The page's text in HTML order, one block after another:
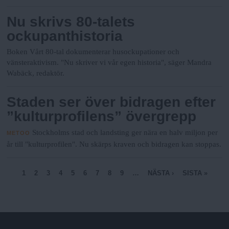
Nu skrivs 80-talets
ockupanthistoria
Boken Vårt 80-tal dokumenterar husockupationer och
vänsteraktivism. "Nu skriver vi vår egen historia", säger Mandra
Wabäck, redaktör.
Staden ser över bidragen efter
”kulturprofilens” övergrepp
METOO Stockholms stad och landsting ger nära en halv miljon per
år till "kulturprofilen". Nu skärps kraven och bidragen kan stoppas.
o
1 2 3 4 5 6 7 8 9 … NÄSTA › SISTA »